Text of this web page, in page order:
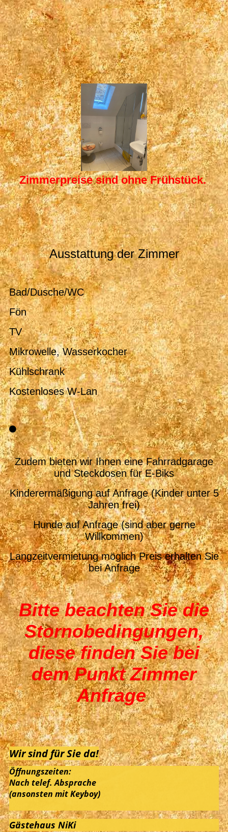
Zimmer 5 (5)
Zimmerpreise sind ohne Frühstück.
Ausstattung der Zimmer
Bad/Dusche/WC
Fön
TV
Mikrowelle, Wasserkocher
Kühlschrank
Kostenloses W-Lan
Zudem bieten wir Ihnen eine Fahrradgarage
und Steckdosen für E-Biks
Kinderermäßigung auf Anfrage (Kinder unter 5
Jahren frei)
Hunde auf Anfrage (sind aber gerne
Willkommen)
Langzeitvermietung möglich Preis erhalten Sie
bei Anfrage
Bitte beachten Sie die
Stornobedingungen,
diese finden Sie bei
dem Punkt Zimmer
Anfrage
Wir sind für Sie da!
Öffnungszeiten:
Nach telef. Absprache
(ansonsten mit Keyboy)
Gästehaus NiKi